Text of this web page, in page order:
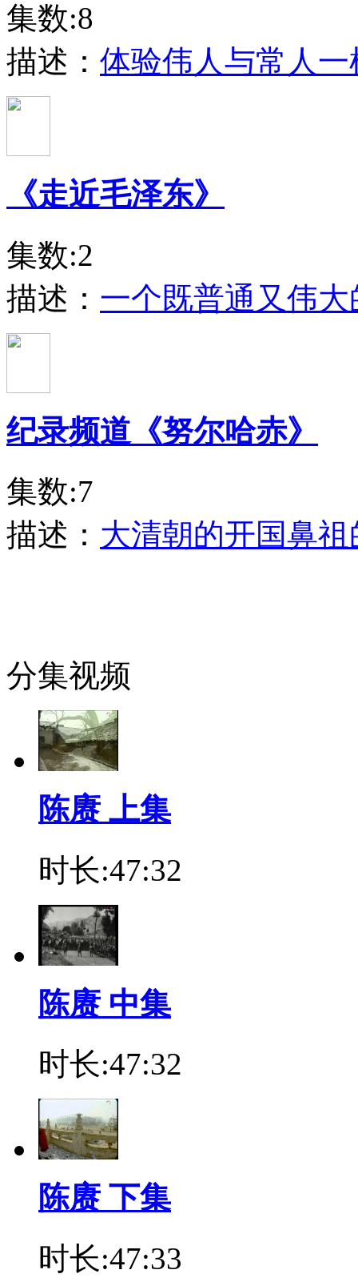
集数:8
描述： 体验伟人与常人
《走近毛泽东》
集数:2
描述： 一个既普通又伟
纪录频道《努尔哈赤》
集数:7
描述： 大清朝的开国鼻
分集视频
陈赓 上集
时长:47:32
陈赓 中集
时长:47:32
陈赓 下集
时长:47:33